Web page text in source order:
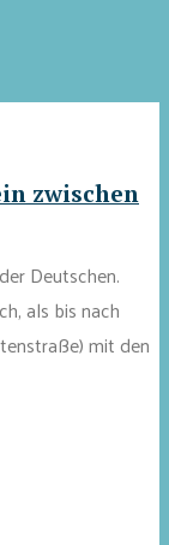
zwischen
Deutschen.
als bis nach
mit den